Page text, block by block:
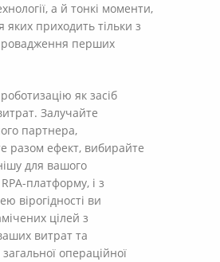
а й тонкі моменти,
яких приходить тільки з
перших
як засіб
Залучайте
партнера,
разом ефект, вибирайте
для вашого
платформу, і з
вірогідності ви
цілей з
витрат та
операційної